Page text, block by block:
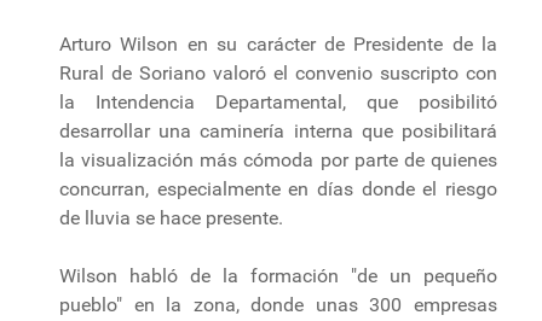
Arturo Wilson en su carácter de Presidente de la
Rural de Soriano valoró el convenio suscripto con
la Intendencia Departamental, que posibilitó
desarrollar una caminería interna que posibilitará
la visualización más cómoda por parte de quienes
concurran, especialmente en días donde el riesgo
de lluvia se hace presente.
Wilson habló de la formación "de un pequeño
pueblo" en la zona, donde unas 300 empresas